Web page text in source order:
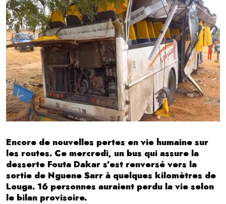
Encore de nouvelles pertes en vie humaine sur
les routes. Ce mercredi, un bus qui assure la
desserte Fouta Dakar s’est renversé vers la
sortie de Nguene Sarr à quelques kilomètres de
Louga. 16 personnes auraient perdu la vie selon
le bilan provisoire.